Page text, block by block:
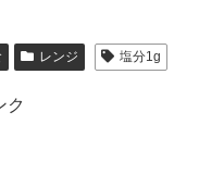
レンジ 塩分1g
ク